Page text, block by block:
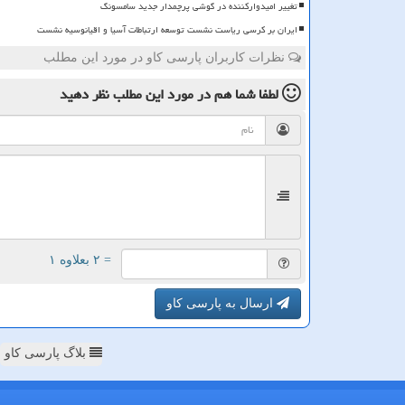
تغییر امیدوارکننده در گوشی پرچمدار جدید سامسونگ
ایران بر کرسی ریاست نشست توسعه ارتباطات آسیا و اقیانوسیه نشست
نظرات کاربران پارسی کاو در مورد این مطلب
لطفا شما همدر مورد این مطلبنظر دهید
= ۲ بعلاوه ۱
ارسال به پارسی کاو
بلاگ پارسی کاو